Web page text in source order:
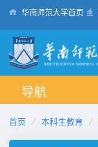
华南师范大学首页
首页 本科生教育